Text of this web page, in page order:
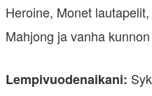
Heroine, Monet
Mahjong ja vanha
Lempivuodenaikani: